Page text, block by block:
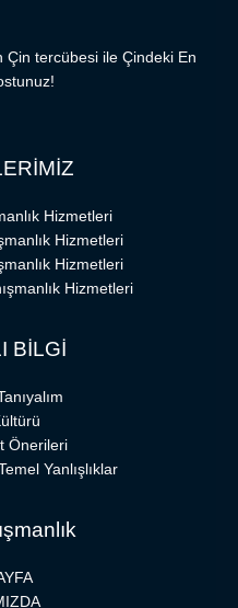
Çin tercübesi ile Çindeki En
Hizmetleri
Hizmetleri
Hizmetleri
Hizmetleri
BİLGİ
Önerileri
Yanlışlıklar